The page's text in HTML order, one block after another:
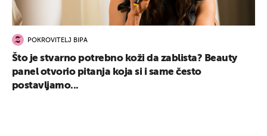
POKROVITELJ BIPA
Što je stvarno potrebno koži da zablista? Beauty
panel otvorio pitanja koja si i same često
postavljamo...